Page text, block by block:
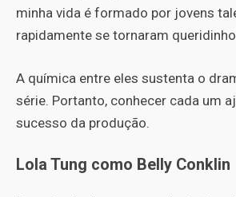
minha vida é formado por jovens
rapidamente se tornaram
A química entre eles sustenta o
série. Portanto, conhecer cada um
sucesso da produção.
Lola Tung como Belly Conklin